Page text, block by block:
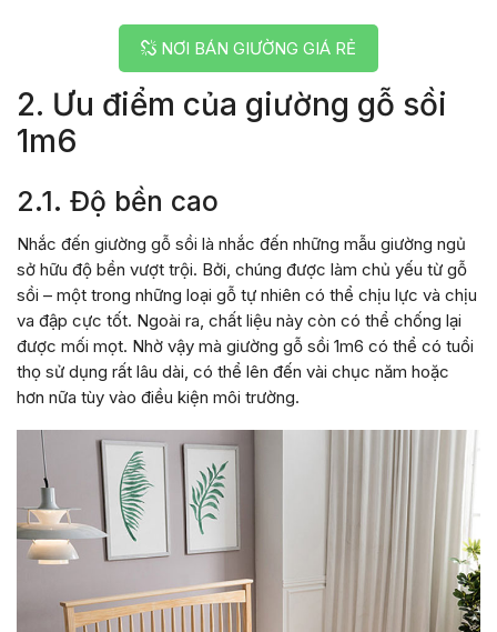
NƠI BÁN GIƯỜNG GIÁ RẺ
2. Ưu điểm của giường gỗ sồi
1m6
2.1. Độ bền cao
Nhắc đến giường gỗ sồi là nhắc đến những mẫu giường ngủ
sở hữu độ bền vượt trội. Bởi, chúng được làm chủ yếu từ gỗ
sồi – một trong những loại gỗ tự nhiên có thể chịu lực và chịu
va đập cực tốt. Ngoài ra, chất liệu này còn có thể chống lại
được mối mọt. Nhờ vậy mà giường gỗ sồi 1m6 có thể có tuổi
thọ sử dụng rất lâu dài, có thể lên đến vài chục năm hoặc
hơn nữa tùy vào điều kiện môi trường.